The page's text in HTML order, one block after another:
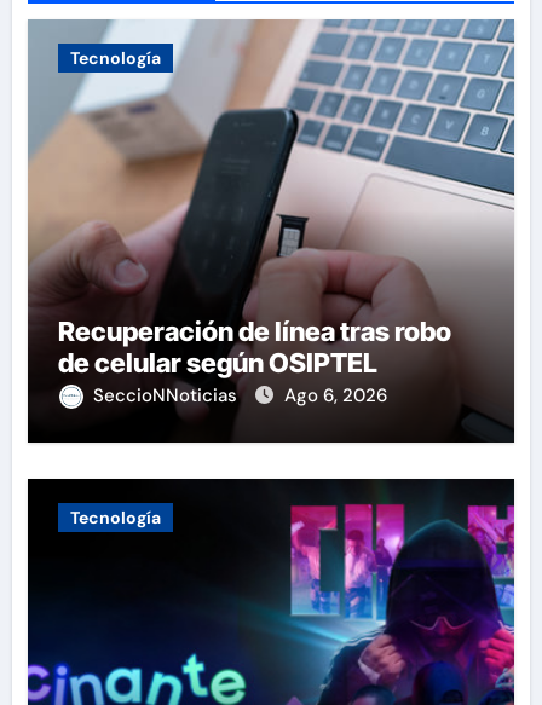
Tecnología
Recuperación de línea tras robo
de celular según OSIPTEL
SeccioNNoticias Ago 6, 2026
Tecnología